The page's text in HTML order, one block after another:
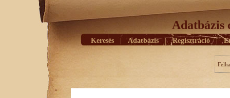
Adatbázis
Keresés Adatbázis | Regisztráció |